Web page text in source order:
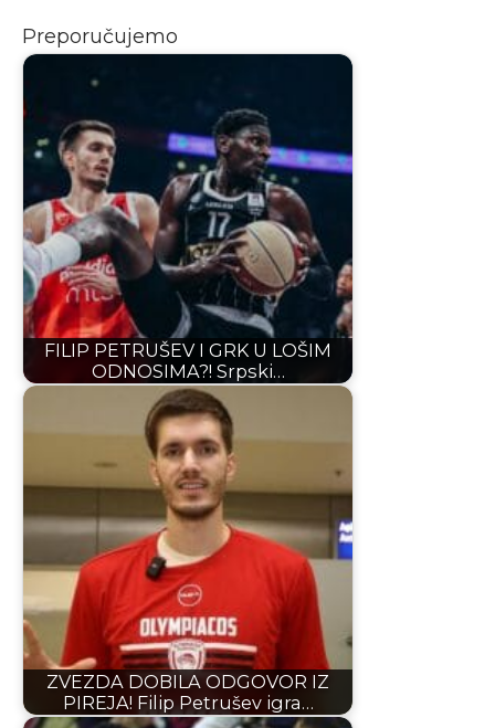
Preporučujemo
FILIP PETRUŠEV I GRK U LOŠIM
ODNOSIMA?! Srpski…
ZVEZDA DOBILA ODGOVOR IZ
PIREJA! Filip Petrušev igra…